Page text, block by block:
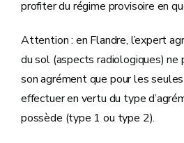
profiter du régime provisoire en
Attention : en Flandre, l’expert
du sol (aspects radiologiques) ne
son agrément que pour les
effectuer en vertu du type
possède (type 1 ou type 2).